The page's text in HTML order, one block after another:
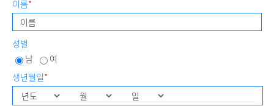
이름*
성별
남
여
생년월일*